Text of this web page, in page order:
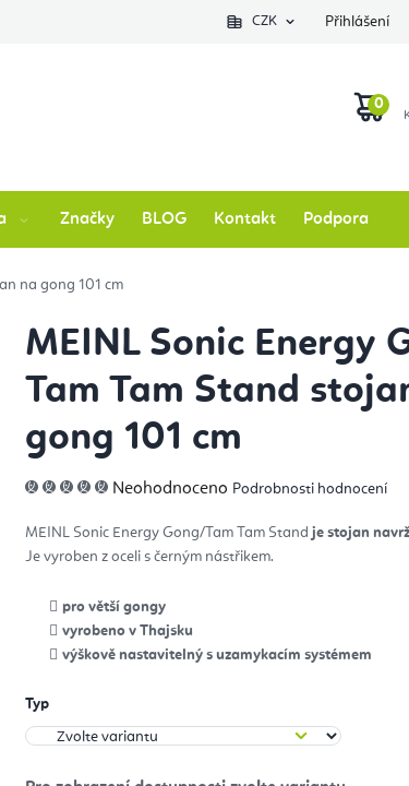
Podlozkynajogu.cz Zkontrolovat stav
CZK Přihlášení
KOŠÍK
Značky BLOG Kontakt Podpora
na gong 101 cm
MEINL Sonic Energy
Tam Tam Stand
gong 101 cm
Průměrné
hodnocení
0,0
5
Neohodnoceno Podrobnosti hodnocení
MEINL Sonic Energy Gong/Tam Tam Standje stojan
Je vyroben z oceli s černým nástřikem.
pro větší gongy
vyrobeno v Thajsku
výškově nastavitelný s uzamykacím systémem
Typ